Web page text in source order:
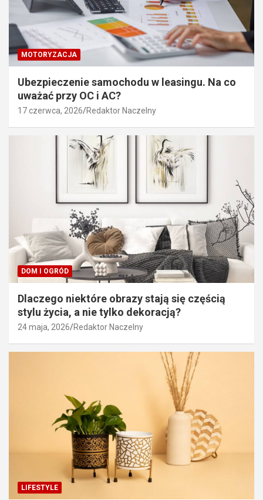
MOTORYZACJA
Ubezpieczenie samochodu w leasingu. Na co
uważać przy OC i AC?
17 czerwca, 2026 Redaktor Naczelny
DOM I OGRÓD
Dlaczego niektóre obrazy stają się częścią
stylu życia, a nie tylko dekoracją?
24 maja, 2026 Redaktor Naczelny
LIFESTYLE